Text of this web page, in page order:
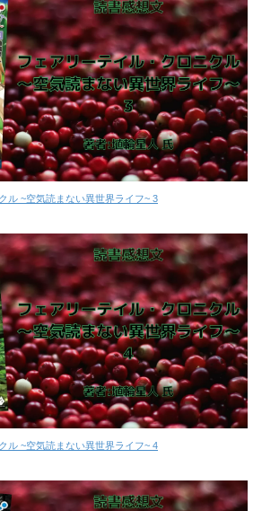
ル ~空気読まない異世界ライフ~ 3
ル ~空気読まない異世界ライフ~ 4